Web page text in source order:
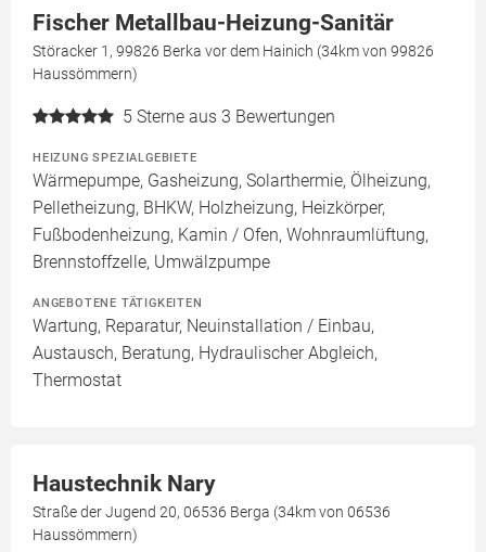
Fischer Metallbau-Heizung-Sanitär
Störacker 1, 99826 Berka vor dem Hainich (34km von 99826
Haussömmern)
5 Sterne aus 3 Bewertungen
HEIZUNG SPEZIALGEBIETE
Wärmepumpe, Gasheizung, Solarthermie, Ölheizung,
Pelletheizung, BHKW, Holzheizung, Heizkörper,
Fußbodenheizung, Kamin / Ofen, Wohnraumlüftung,
Brennstoffzelle, Umwälzpumpe
ANGEBOTENE TÄTIGKEITEN
Wartung, Reparatur, Neuinstallation / Einbau,
Austausch, Beratung, Hydraulischer Abgleich,
Thermostat
Haustechnik Nary
Straße der Jugend 20, 06536 Berga (34km von 06536
Haussömmern)